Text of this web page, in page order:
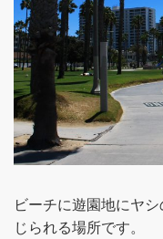
ビーチに遊園地にヤ
じられる場所です。